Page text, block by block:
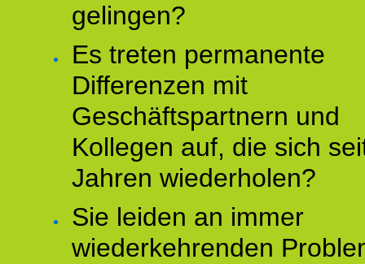
gelingen?
Es treten permanente
Differenzen mit
Geschäftspartnern und
Kollegen auf, die sich
Jahren wiederholen?
Sie leiden an immer
wiederkehrenden